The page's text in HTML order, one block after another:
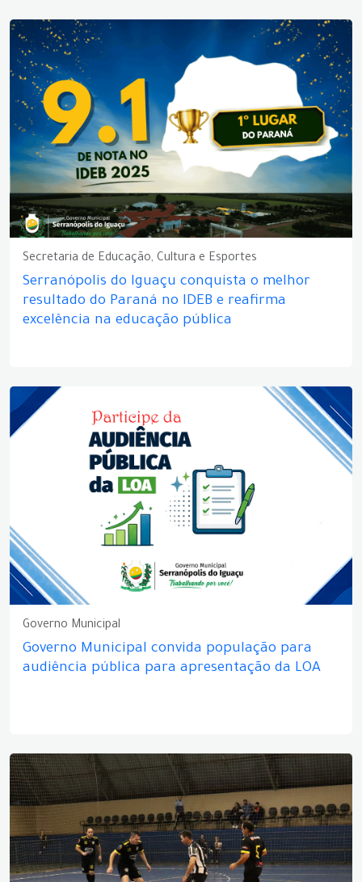
Secretaria de Educação, Cultura e Esportes
Serranópolis do Iguaçu conquista o melhor
resultado do Paraná no IDEB e reafirma
excelência na educação pública
Governo Municipal
Governo Municipal convida população para
audiência pública para apresentação da LOA